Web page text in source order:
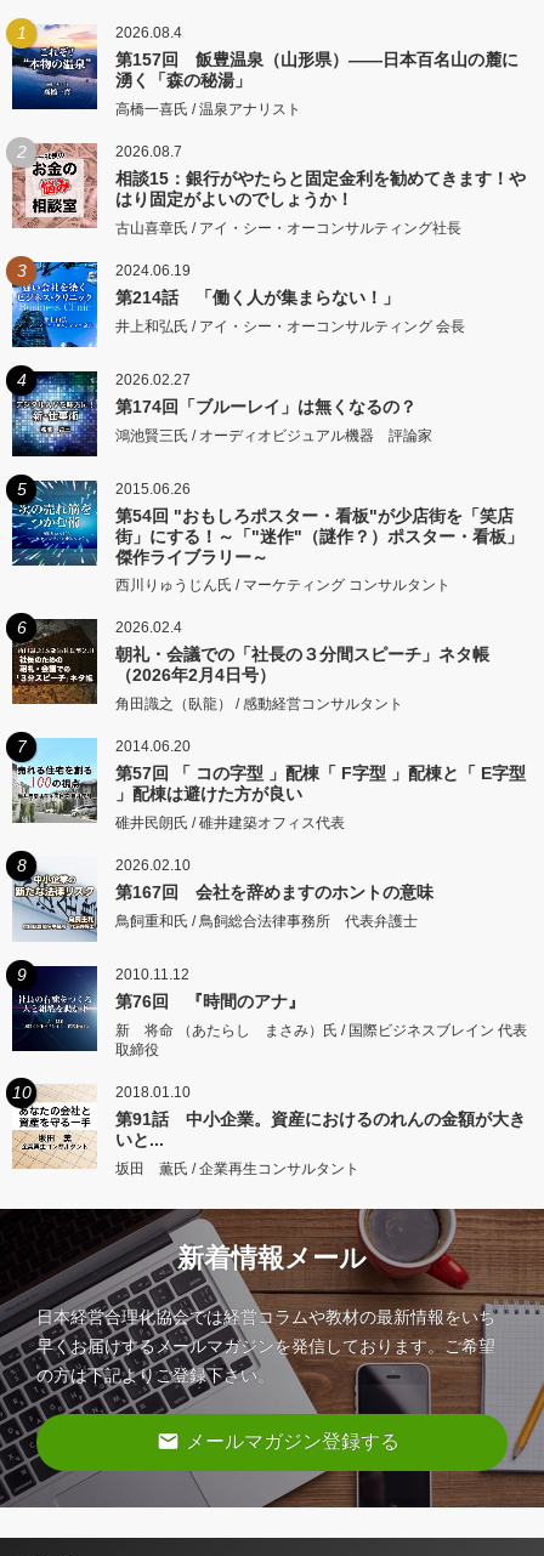
1 2026.08.4
第157回 飯豊温泉（山形県）――日本百名山の麓に
湧く「森の秘湯」
高橋一喜氏 / 温泉アナリスト
2 2026.08.7
相談15：銀行がやたらと固定金利を勧めてきます！や
はり固定がよいのでしょうか！
古山喜章氏 / アイ・シー・オーコンサルティング社長
3 2024.06.19
第214話 「働く人が集まらない！」
井上和弘氏 / アイ・シー・オーコンサルティング 会長
4 2026.02.27
第174回「ブルーレイ」は無くなるの？
鴻池賢三氏 / オーディオビジュアル機器 評論家
5 2015.06.26
第54回 "おもしろポスター・看板"が少店街を「笑店
街」にする！～「"迷作"（謎作？）ポスター・看板」
傑作ライブラリー～
西川りゅうじん氏 / マーケティング コンサルタント
6 2026.02.4
朝礼・会議での「社長の３分間スピーチ」ネタ帳
（2026年2月4日号）
角田識之（臥龍） / 感動経営コンサルタント
7 2014.06.20
第57回 「 コの字型 」配棟「 F字型 」配棟と「 E字型
」配棟は避けた方が良い
碓井民朗氏 / 碓井建築オフィス代表
8 2026.02.10
第167回 会社を辞めますのホントの意味
鳥飼重和氏 / 鳥飼総合法律事務所 代表弁護士
9 2010.11.12
第76回 『時間のアナ』
新 将命 （あたらし まさみ）氏 / 国際ビジネスブレイン 代表
取締役
10 2018.01.10
第91話 中小企業。資産におけるのれんの金額が大き
いと...
坂田 薫氏 / 企業再生コンサルタント
新着情報メール
日本経営合理化協会では経営コラムや教材の最新情報をいち
早くお届けするメールマガジンを発信しております。ご希望
の方は下記よりご登録下さい。
email メールマガジン登録する